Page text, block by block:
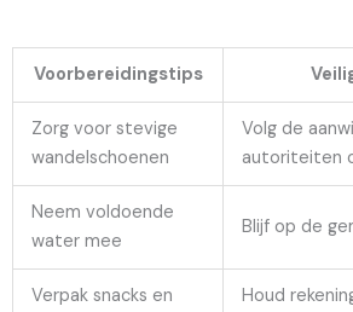
Voorbereidingstips
Zorg voor stevige
wandelschoenen
Volg de
autoriteiten
Neem voldoende
water mee
Blijf op de
Verpak snacks en
Houd